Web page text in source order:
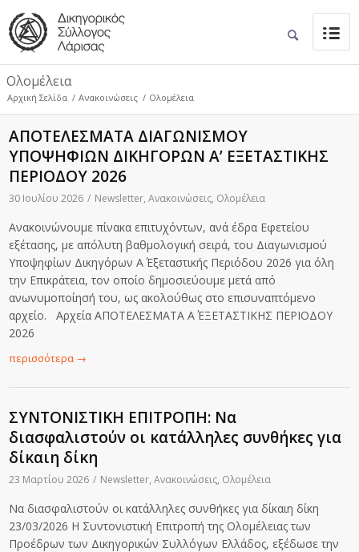
Ολομέλεια
Αρχική Σελίδα / Ανακοινώσεις / Ολομέλεια
ΑΠΟΤΕΛΕΣΜΑΤΑ ΔΙΑΓΩΝΙΣΜΟΥ
ΥΠΟΨΗΦΙΩΝ ΔΙΚΗΓΟΡΩΝ Α’ ΕΞΕΤΑΣΤΙΚΗΣ
ΠΕΡΙΟΔΟΥ 2026
30 Ιουλίου 2026 / Newsletter,Ανακοινώσεις, Ολομέλεια
Ανακοινώνουμε πίνακα επιτυχόντων, ανά έδρα Εφετείου
εξέτασης, με απόλυτη βαθμολογική σειρά, του Διαγωνισμού
Υποψηφίων Δικηγόρων Α΄ Εξεταστικής Περιόδου 2026 για όλη
την Επικράτεια, τον οποίο δημοσιεύουμε μετά από
ανωνυμοποίησή του, ως ακολούθως στο επισυναπτόμενο
αρχείο. Αρχεία ΑΠΟΤΕΛΕΣΜΑΤΑ Α΄ ΕΞΕΤΑΣΤΙΚΗΣ ΠΕΡΙΟΔΟΥ
2026
περισσότερα →
ΣΥΝΤΟΝΙΣΤΙΚΗ ΕΠΙΤΡΟΠΗ: Να
διασφαλιστούν οι κατάλληλες συνθήκες για
δίκαιη δίκη
23 Μαρτίου 2026 / Newsletter,Ανακοινώσεις, Ολομέλεια
Να διασφαλιστούν οι κατάλληλες συνθήκες για δίκαιη δίκη
23/03/2026 Η Συντονιστική Επιτροπή της Ολομέλειας των
Προέδρων των Δικηγορικών Συλλόγων Ελλάδος, εξέδωσε την